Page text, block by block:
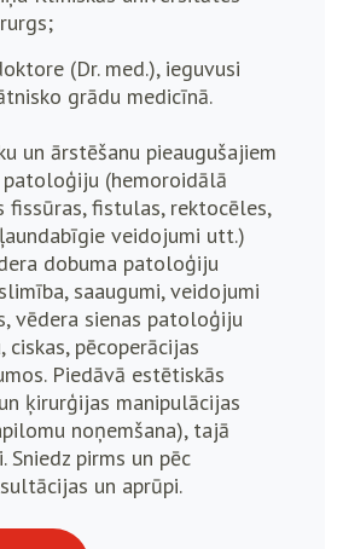
(Dr. med.), ieguvusi
grādu medicīnā.
un ārstēšanu pieaugušajiem
patoloģiju (hemoroidālā
fissūras, fistulas, rektocēles,
veidojumi utt.)
dobuma patoloģiju
saaugumi, veidojumi
vēdera sienas patoloģiju
ciskas, pēcoperācijas
Piedāvā estētiskās
ķirurģijas manipulācijas
noņemšana), tajā
Sniedz pirms un pēc
un aprūpi.